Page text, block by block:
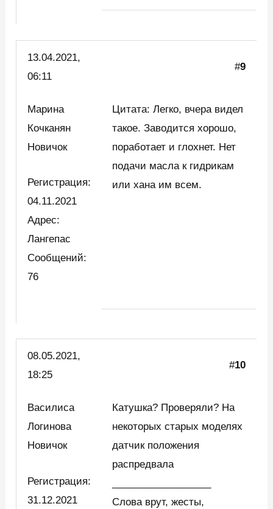
13.04.2021,
06:11
#9
Марина
Кочканян
Новичок
Регистрация:
04.11.2021
Адрес:
Лангепас
Сообщений:
76
Цитата: Легко, вчера видел
такое. Заводится хорошо,
поработает и глохнет. Нет
подачи масла к гидрикам
или хана им всем.
08.05.2021,
18:25
#10
Василиса
Логинова
Новичок
Регистрация:
31.12.2021
Катушка? Проверяли? На
некоторых старых моделях
датчик положения
распредвала
Слова врут, жесты,